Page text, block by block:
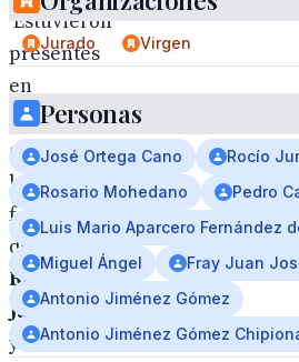
Estuvieron
presentes
en
los
actos
la
familia
de
Rocío
Jurado
y
Jurado Virgen
Personas
José Ortega Cano
Rocío
Rosario Mohedano
Pedro
Luis Mario Aparcero Fernández
Miguel Ángel
Fray Juan
Antonio Jiménez Gómez
Antonio Jiménez Gómez